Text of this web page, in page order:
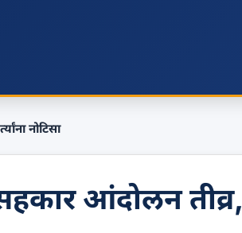
नोटिसा
आंदोलन तीव्र,